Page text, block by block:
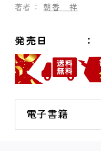
著者： 朝香 祥
発売日
電子書籍